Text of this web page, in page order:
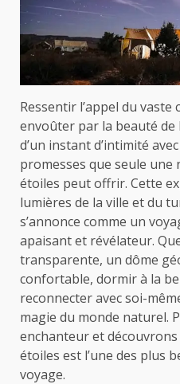
Ressentir l’appel du
envoûter par la beauté
d’un instant d’intimité
promesses que seule une
étoiles peut offrir. Cette
lumières de la ville et du
s’annonce comme un
apaisant et révélateur.
transparente, un dôme
confortable, dormir à la
reconnecter avec soi-
magie du monde naturel.
enchanteur et
étoiles est l’une des plus
voyage.